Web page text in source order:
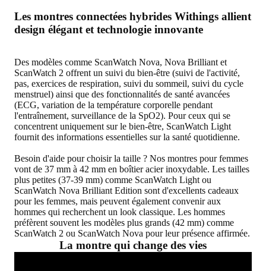
Les montres connectées hybrides Withings allient
design élégant et technologie innovante
Des modèles comme ScanWatch Nova, Nova Brilliant et
ScanWatch 2 offrent un suivi du bien-être (suivi de l'activité,
pas, exercices de respiration, suivi du sommeil, suivi du cycle
menstruel) ainsi que des fonctionnalités de santé avancées
(ECG, variation de la température corporelle pendant
l'entraînement, surveillance de la SpO2). Pour ceux qui se
concentrent uniquement sur le bien-être, ScanWatch Light
fournit des informations essentielles sur la santé quotidienne.
Besoin d'aide pour choisir la taille ? Nos montres pour femmes
vont de 37 mm à 42 mm en boîtier acier inoxydable. Les tailles
plus petites (37-39 mm) comme ScanWatch Light ou
ScanWatch Nova Brilliant Edition sont d'excellents cadeaux
pour les femmes, mais peuvent également convenir aux
hommes qui recherchent un look classique. Les hommes
préfèrent souvent les modèles plus grands (42 mm) comme
ScanWatch 2 ou ScanWatch Nova pour leur présence affirmée.
La montre qui change des vies